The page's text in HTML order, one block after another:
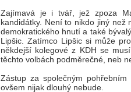
Zajímavá je i tvář, jež zpoza
kandidátky. Není to nikdo jiný
demokratického hnutí a také
Lipšic. Zatímco Lipšic si může
někdejší kolegové z KDH se
těchto volbách podměrečné, neb
Zástup za společným
ovšem nijak dlouhý nebude.